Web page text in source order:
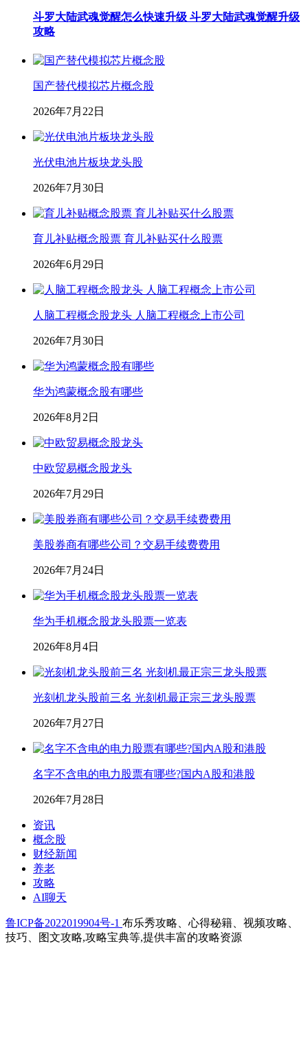
斗罗大陆武魂觉醒怎么快速升级 斗罗大陆武魂觉醒升级
攻略
国产替代模拟芯片概念股
2026年7月22日
光伏电池片板块龙头股
2026年7月30日
育儿补贴概念股票 育儿补贴买什么股票
2026年6月29日
人脑工程概念股龙头 人脑工程概念上市公司
2026年7月30日
华为鸿蒙概念股有哪些
2026年8月2日
中欧贸易概念股龙头
2026年7月29日
美股券商有哪些公司？交易手续费费用
2026年7月24日
华为手机概念股龙头股票一览表
2026年8月4日
光刻机龙头股前三名 光刻机最正宗三龙头股票
2026年7月27日
名字不含电的电力股票有哪些?国内A股和港股
2026年7月28日
资讯
概念股
财经新闻
养老
攻略
AI聊天
鲁ICP备2022019904号-1 布乐秀攻略、心得秘籍、视频攻略、
技巧、图文攻略,攻略宝典等,提供丰富的攻略资源